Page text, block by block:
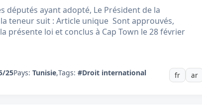
députés ayant adopté, Le Président de la
teneur suit : Article unique Sont approuvés,
présente loi et conclus à Cap Town le 28 février
25Pays: Tunisie,Tags: #Droit international fr ar